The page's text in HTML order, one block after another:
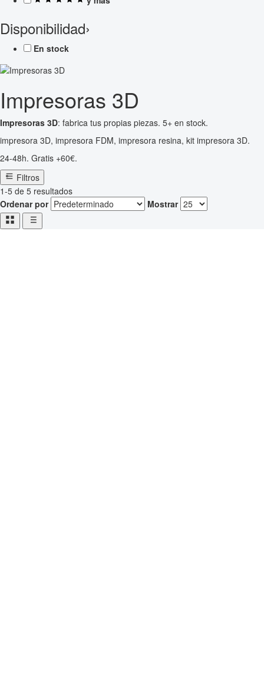
Disponibilidad›
En stock
Impresoras 3D
Impresoras 3D: fabrica tus propias piezas. 5+ en stock.
impresora 3D, impresora FDM, impresora resina, kit impresora 3D.
24-48h. Gratis +60€.
Filtros
1-5 de 5 resultados
Ordenar por
Mostrar